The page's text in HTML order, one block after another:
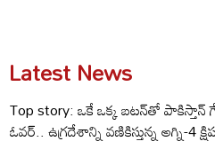
Latest News
Top story: ఒకే ఒక్క బటన్‌తో పాకిస్తాన్
ఓవర్.. ఉగ్రదేశాన్ని వణికిస్తున్న అగ్ని-4